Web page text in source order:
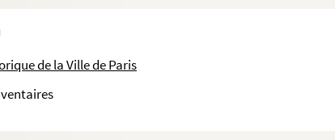
de la Ville de Paris